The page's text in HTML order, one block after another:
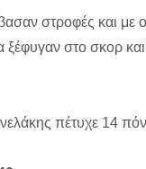
στροφές και με
ξέφυγαν στο σκορ
πέτυχε 14